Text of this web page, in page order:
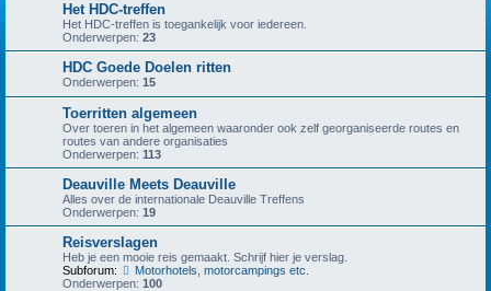
Het HDC-treffen
Het HDC-treffen is toegankelijk voor iedereen.
Onderwerpen: 23
HDC Goede Doelen ritten
Onderwerpen: 15
Toerritten algemeen
Over toeren in het algemeen waaronder ook zelf georganiseerde routes en
routes van andere organisaties
Onderwerpen: 113
Deauville Meets Deauville
Alles over de internationale Deauville Treffens
Onderwerpen: 19
Reisverslagen
Heb je een mooie reis gemaakt. Schrijf hier je verslag.
Subforum:
Motorhotels, motorcampings etc.
Onderwerpen: 100